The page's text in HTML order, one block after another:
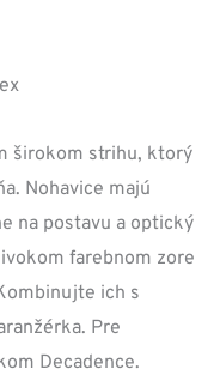
širokom strihu, ktorý
Nohavice majú
na postavu a optický
farebnom zore
ich s
Pre
Decadence.